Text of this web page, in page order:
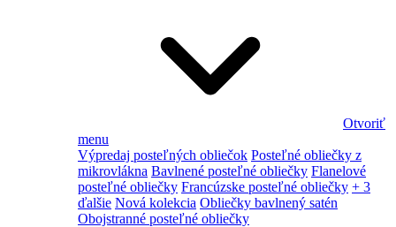
Otvoriť
menu
Výpredaj posteľných obliečok Posteľné obliečky z
mikrovlákna Bavlnené posteľné obliečky Flanelové
posteľné obliečky Francúzske posteľné obliečky + 3
ďalšie Nová kolekcia Obliečky bavlnený satén
Obojstranné posteľné obliečky